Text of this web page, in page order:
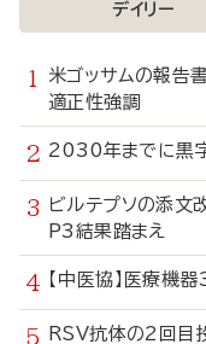
デイリー
米ゴッサムの報告
適正性強調
2030年までに黒
ビルテプソの添
P3結果踏まえ
【中医協】医療機
RSV抗体の2回